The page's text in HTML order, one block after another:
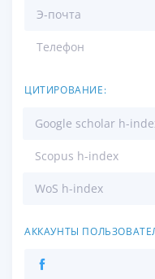
Э-почта
Телефон
ЦИТИРОВАНИЕ:
Google scholar h-
Scopus h-index
WoS h-index
АККАУНТЫ